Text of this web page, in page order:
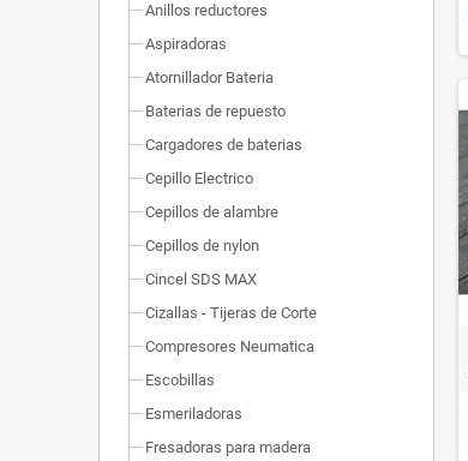
Anillos reductores
Aspiradoras
Atornillador Bateria
Baterias de repuesto
Cargadores de baterias
Cepillo Electrico
Cepillos de alambre
Cepillos de nylon
Cincel SDS MAX
Cizallas - Tijeras de Corte
Compresores Neumatica
Escobillas
Esmeriladoras
Fresadoras para madera